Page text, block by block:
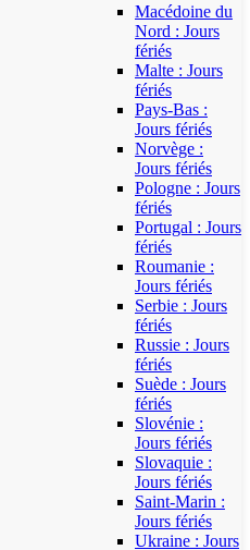
Macédoine du
Nord : Jours
fériés
Malte : Jours
fériés
Pays-Bas :
Jours fériés
Norvège :
Jours fériés
Pologne : Jours
fériés
Portugal : Jours
fériés
Roumanie :
Jours fériés
Serbie : Jours
fériés
Russie : Jours
fériés
Suède : Jours
fériés
Slovénie :
Jours fériés
Slovaquie :
Jours fériés
Saint-Marin :
Jours fériés
Ukraine : Jours